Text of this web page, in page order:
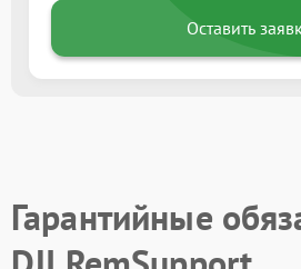
Оставить
Гарантийные